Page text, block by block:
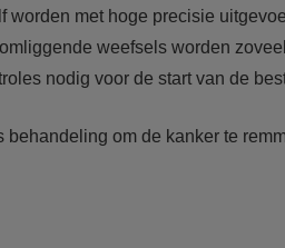
met hoge precisie
weefsels worden
nodig voor de start van de
behandeling om de kanker te